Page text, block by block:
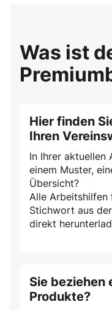
Was ist
Hier finden
Ihren
In Ihrer aktuellen
einem Muster,
Übersicht?
Alle Arbeitshilfen
Stichwort aus
direkt
Sie beziehen
Produkte?